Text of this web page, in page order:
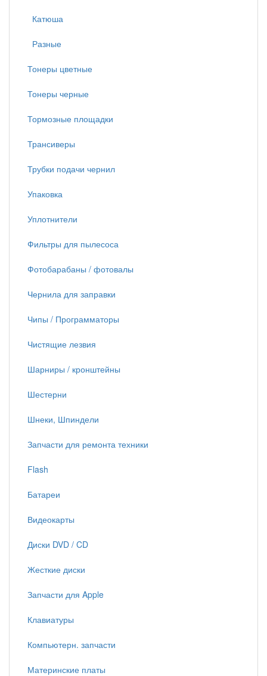
Катюша
Разные
Тонеры цветные
Тонеры черные
Тормозные площадки
Трансиверы
Трубки подачи чернил
Упаковка
Уплотнители
Фильтры для пылесоса
Фотобарабаны / фотовалы
Чернила для заправки
Чипы / Программаторы
Чистящие лезвия
Шарниры / кронштейны
Шестерни
Шнеки, Шпиндели
Запчасти для ремонта техники
Flash
Батареи
Видеокарты
Диски DVD / CD
Жесткие диски
Запчасти для Apple
Клавиатуры
Компьютерн. запчасти
Материнские платы